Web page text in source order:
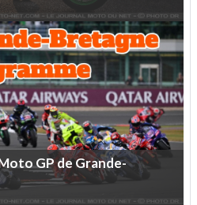
GPdeGrande-